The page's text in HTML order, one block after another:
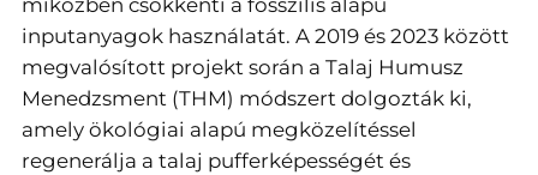
miközben csökkenti a fosszilis alapú
inputanyagok használatát. A 2019 és 2023 között
megvalósított projekt során a Talaj Humusz
Menedzsment (THM) módszert dolgozták ki,
amely ökológiai alapú megközelítéssel
regenerálja a talaj pufferképességét és